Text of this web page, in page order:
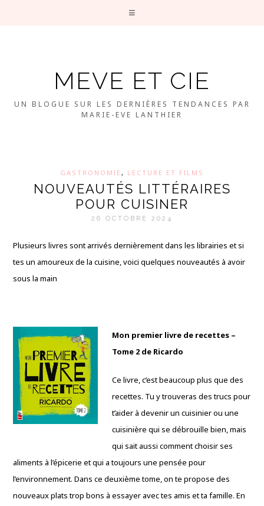
MEVE ET CIE
UN BLOGUE SUR LES DERNIÈRES TENDANCES PAR
MARIE-EVE LANTHIER
GASTRONOMIE, LECTURE ET FILMS
NOUVEAUTÉS LITTÉRAIRES
POUR CUISINER
26 OCTOBRE 2024
Plusieurs livres sont arrivés dernièrement dans les librairies et si
tes un amoureux de la cuisine, voici quelques nouveautés à avoir
sous la main
Mon premier livre de recettes –
Tome 2 de Ricardo
Ce livre, c’est beaucoup plus que des
recettes. Tu y trouveras des trucs pour
t’aider à devenir un cuisinier ou une
cuisinière qui se débrouille bien, mais
qui sait aussi comment choisir ses
aliments à l’épicerie et qui a toujours une pensée pour
l’environnement. Dans ce deuxième tome, on te propose des
nouveaux plats trop bons à essayer avec tes amis et ta famille. En